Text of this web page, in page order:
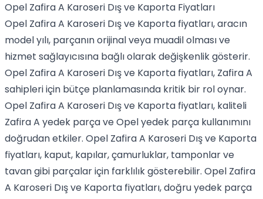
Opel Zafira A Karoseri Dış ve Kaporta Fiyatları
Opel Zafira A Karoseri Dış ve Kaporta fiyatları, aracın
model yılı, parçanın orijinal veya muadil olması ve
hizmet sağlayıcısına bağlı olarak değişkenlik gösterir.
Opel Zafira A Karoseri Dış ve Kaporta fiyatları, Zafira A
sahipleri için bütçe planlamasında kritik bir rol oynar.
Opel Zafira A Karoseri Dış ve Kaporta fiyatları, kaliteli
Zafira A yedek parça ve Opel yedek parça kullanımını
doğrudan etkiler. Opel Zafira A Karoseri Dış ve Kaporta
fiyatları, kaput, kapılar, çamurluklar, tamponlar ve
tavan gibi parçalar için farklılık gösterebilir. Opel Zafira
A Karoseri Dış ve Kaporta fiyatları, doğru yedek parça